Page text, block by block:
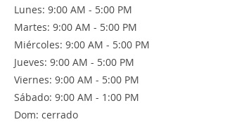
Lunes: 9:00 AM - 5:00 PM
Martes: 9:00 AM - 5:00 PM
Miércoles: 9:00 AM - 5:00 PM
Jueves: 9:00 AM - 5:00 PM
Viernes: 9:00 AM - 5:00 PM
Sábado: 9:00 AM - 1:00 PM
Dom: cerrado